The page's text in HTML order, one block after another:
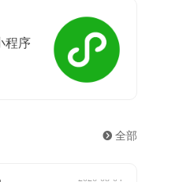
素、音节与音节、声调与
可避免地会发生相互影
有些音节的读音产生一定
等，这些词语意义的不同
来区别。声调贯穿整个音
主要作用在韵腹上。在汉
。但是，它的性质主要决
程序
뀹 全部